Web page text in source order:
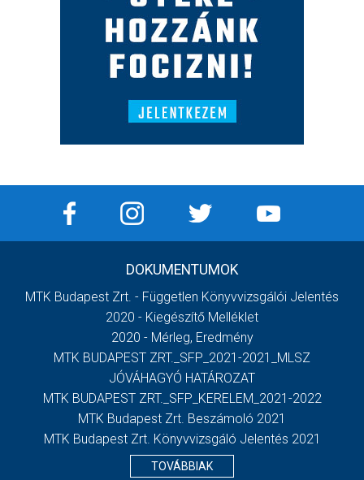
DOKUMENTUMOK
MTK Budapest Zrt. - Független Könyvvizsgálói Jelentés
2020 - Kiegészítő Melléklet
2020 - Mérleg, Eredmény
MTK BUDAPEST ZRT._SFP_2021-2021_MLSZ
JÓVÁHAGYÓ HATÁROZAT
MTK BUDAPEST ZRT._SFP_KERELEM_2021-2022
MTK Budapest Zrt. Beszámoló 2021
MTK Budapest Zrt. Könyvvizsgáló Jelentés 2021
TOVÁBBIAK